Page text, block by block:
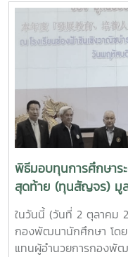
สวน(พืชผัก) คณะผลิตกร
ทอง ชั้นปีที่ 1 สาขาวิชา
บริหารธุรกิจ 5.นางสาว
นวัตกรรมการตลาดและ
มหาวิทยาลัยแม่โจ้ - แพ
บาท - มหาวิทยาลัยแม่โ
ทุนการศึกษา “ชมรมศิษ
2 ทุน ทุนละ 10,000 บา
นายวรพจน์ พรหมสุนทร
เทคนิค 6 ภาคเหนือ และ
ทุนการศึกษา “คุณธรรม
จำนวนเงิน 5,000 บาท
ภาต บุญศรี วังซ้าย หน้า
และคณะทำงานด้านงาน
ได้มาแลกเปลี่ยนเรียนรู้
บริการและสวัสดิการนัก
กองทุนเงินให้กู้ยืมเพื่อ
ประชุมองค์การนักศึกษ
พิธีมอบทุนการศึกษาร
สุดท้าย (ทุนสัญจร) มู
ในวันนี้ (วันที่ 2 ตุลาคม
กองพัฒนานักศึกษา โด
แทนผู้อำนวยการกองพั